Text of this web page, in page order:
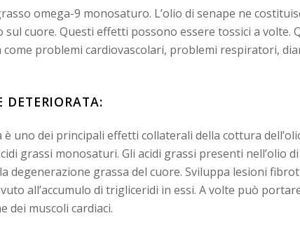
omega-9 monosaturo. L’olio di senape ne
cuore. Questi effetti possono essere tossici a volte.
problemi cardiovascolari, problemi respiratori,
DETERIORATA:
uno dei principali effetti collaterali della cottura
grassi monosaturi. Gli acidi grassi presenti nell’olio
degenerazione grassa del cuore. Sviluppa lesioni
all’accumulo di trigliceridi in essi. A volte può
dei muscoli cardiaci.